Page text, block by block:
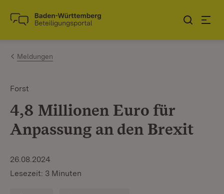
Zum Inhalt springen
Link zur Startseite
Meldungen
Forst
4,8 Millionen Euro für
Anpassung an den Brexit
26.08.2024
Lesezeit: 3 Minuten